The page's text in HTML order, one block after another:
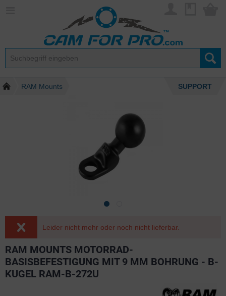
RAM Mounts SUPPORT
Leider nicht mehr oder noch nicht lieferbar.
RAM MOUNTS MOTORRAD-
BASISBEFESTIGUNG MIT 9 MM BOHRUNG - B-
KUGEL RAM-B-272U